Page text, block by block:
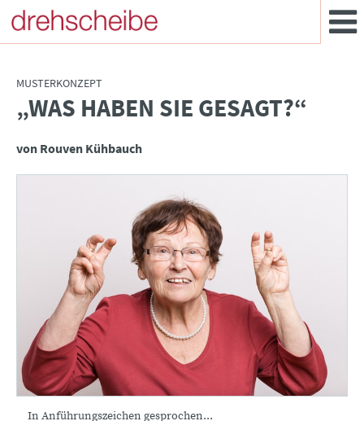
MUSTERKONZEPT
„WAS HABEN SIE GESAGT?“
von Rouven Kühbauch
In Anführungszeichen gesprochen...